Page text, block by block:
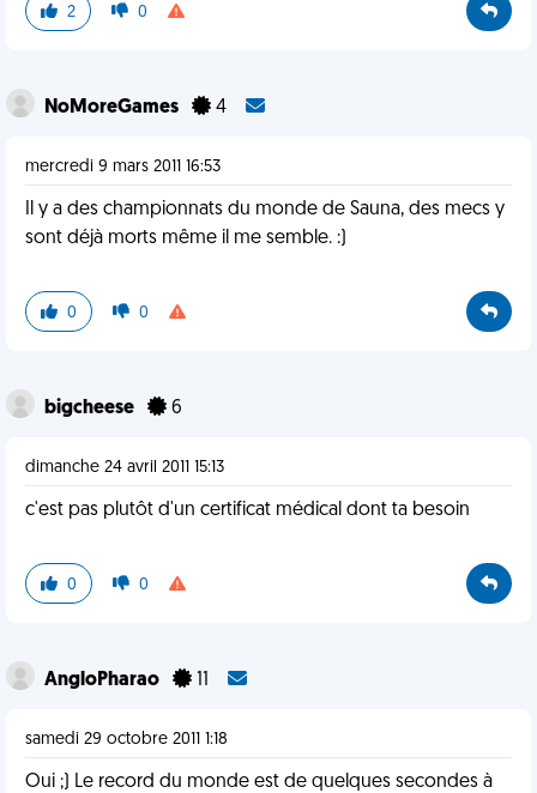
2 0
NoMoreGames 4
mercredi 9 mars 2011 16:53
Il y a des championnats du monde de Sauna, des mecs y
sont déjà morts même il me semble. :)
0 0
bigcheese 6
dimanche 24 avril 2011 15:13
c'est pas plutôt d'un certificat médical dont ta besoin
0 0
AngloPharao
samedi 29 octobre 2011 1:18
Oui ;) Le record du monde est de quelques secondes à